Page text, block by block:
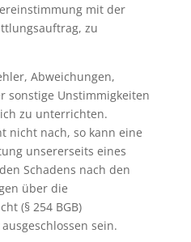
mit der
zu
Abweichungen,
sonstige Unstimmigkeiten
zu unterrichten.
nicht nach, so kann eine
unsererseits eines
Schadens nach den
über die
(§ 254 BGB)
sein.